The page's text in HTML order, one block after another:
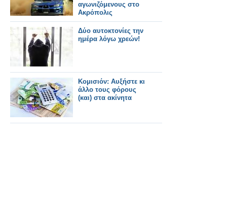
αγωνιζόμενους στο
Ακρόπολις
Δύο αυτοκτονίες την
ημέρα λόγω χρεών!
Κομισιόν: Αυξήστε κι
άλλο τους φόρους
(και) στα ακίνητα